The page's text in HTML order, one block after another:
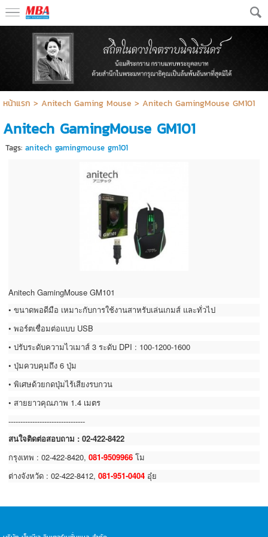
หน้าแรก > Anitech Gaming Mouse > Anitech GamingMouse GM101
Anitech GamingMouse GM101
Tags: anitech gamingmouse gm101
Anitech GamingMouse GM101
• ขนาดพอดีมือ เหมาะกับการใช้งานสาหรับเล่นเกมส์ และทั่วไป
• พอร์ตเชื่อมต่อแบบ USB
• ปรับระดับความไวเมาส์ 3 ระดับ DPI : 100-1200-1600
• ปุ่มควบคุมถึง 6 ปุ่ม
• พิเศษด้วยกดปุ่มไร้เสียงรบกวน
• สายยาวคุณภาพ 1.4 เมตร
--------------------------------
สนใจติดต่อสอบถาม : 02-422-8422
กรุงเทพ : 02-422-8420,081-9509966 โม
ต่างจังหวัด : 02-422-8412,081-951-0404 อุ๋ย